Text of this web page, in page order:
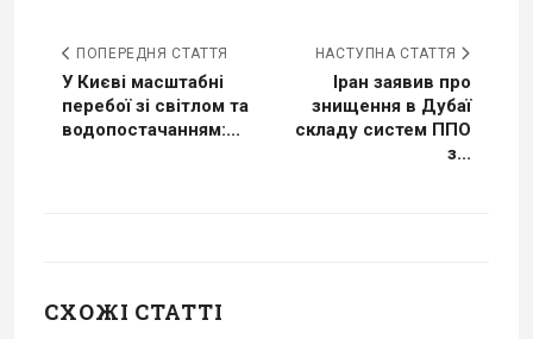
ПОПЕРЕДНЯ СТАТТЯ
У Києві масштабні
перебої зі світлом та
водопостачанням:...
НАСТУПНА СТАТТЯ
Іран заявив про
знищення в Дубаї
складу систем ППО
з...
СХОЖІ СТАТТІ